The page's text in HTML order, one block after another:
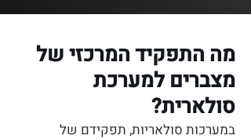
מה התפקיד המרכזי של
מצברים למערכת
סולארית?
במערכות סולאריות, תפקידם של